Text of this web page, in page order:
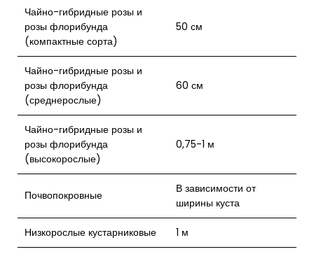
Чайно-гибридные розы и
розы флорибунда
(компактные сорта)
50 см
Чайно-гибридные розы и
розы флорибунда
(среднерослые)
60 см
Чайно-гибридные розы и
розы флорибунда
(высокорослые)
0,75-1 м
Почвопокровные
В зависимости от
ширины куста
Низкорослые кустарниковые 1 м